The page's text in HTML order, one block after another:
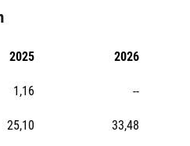
2025 2026
1,16 --
25,10 33,48